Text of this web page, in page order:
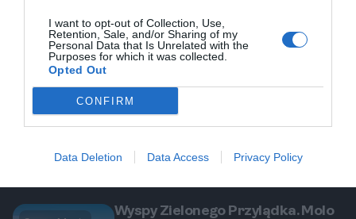
I want to opt-out of Collection, Use,
Retention, Sale, and/or Sharing of my
Personal Data that Is Unrelated with the
Purposes for which it was collected.
Opted Out
CONFIRM
Data Deletion Data Access Privacy Policy
Wyspy Zielonego Przylądka. Molo